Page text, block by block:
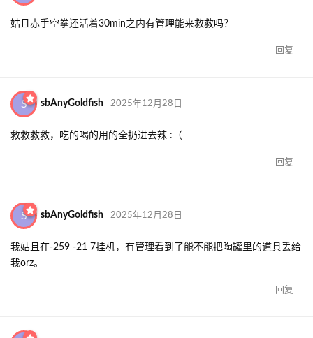
姑且赤手空拳还活着30min之内有管理能来救救吗？
回复
S sbAnyGoldfish 2025年12月28日
救救救救，吃的喝的用的全扔进去辣 :（
回复
S sbAnyGoldfish 2025年12月28日
我姑且在-259 -21 7挂机，有管理看到了能不能把陶罐里的道具丢给
我orz。
回复